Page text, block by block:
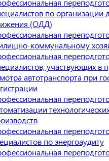
по организации
(ОДД)
коммунальному
участвующих в
автотранспорта при
по энергоаудиту